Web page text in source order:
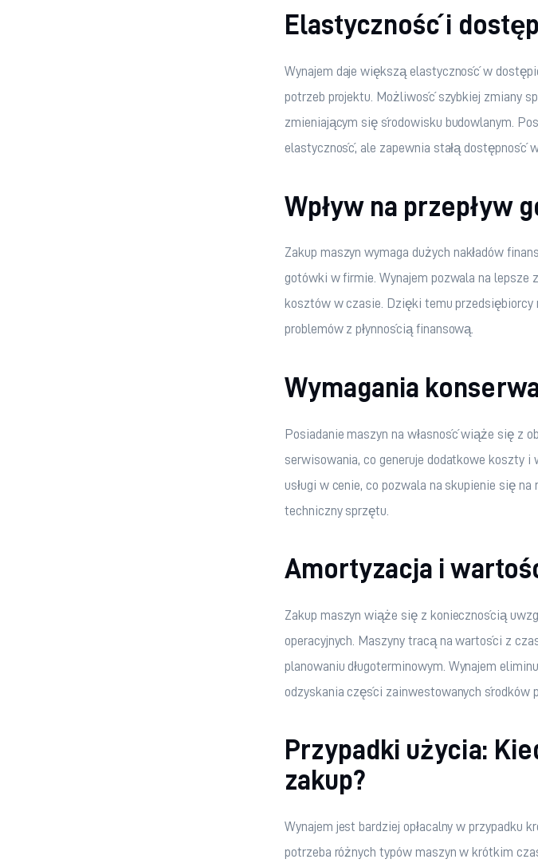
Elastyczność i
Wynajem daje większą elastyczność w
potrzeb projektu. Możliwość szybkiej zmiany
zmieniającym się środowisku budowlanym.
elastyczność, ale zapewnia stałą dostępność
Wpływ na przepływ
Zakup maszyn wymaga dużych nakładów
gotówki w firmie. Wynajem pozwala na lepsze
kosztów w czasie. Dzięki temu
problemów z płynnością finansową.
Wymagania
Posiadanie maszyn na własność wiąże się z
serwisowania, co generuje dodatkowe koszty i
usługi w cenie, co pozwala na skupienie się
techniczny sprzętu.
Amortyzacja i
Zakup maszyn wiąże się z koniecznością
operacyjnych. Maszyny tracą na wartości z
planowaniu długoterminowym. Wynajem
odzyskania części zainwestowanych środków
Przypadki użycia:
zakup?
Wynajem jest bardziej opłacalny w przypadku
potrzeba różnych typów maszyn w krótkim